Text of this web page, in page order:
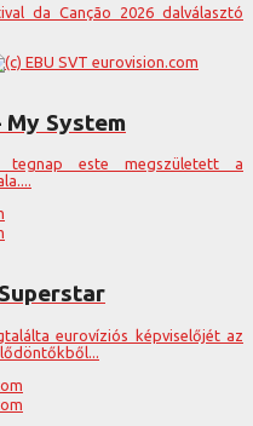
da Canção 2026 dalválasztó
System
este megszületett a
eurovíziós képviselőjét az